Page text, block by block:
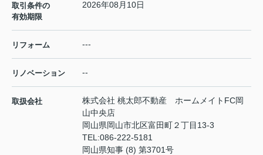
取引条件の
有効期限
2026年08月10日
リフォーム ---
リノベーション --
取扱会社
株式会社 桃太郎不動産 ホームメイトFC岡
山中央店
岡山県岡山市北区富田町２丁目13-3
TEL:086-222-5181
岡山県知事 (8) 第3701号